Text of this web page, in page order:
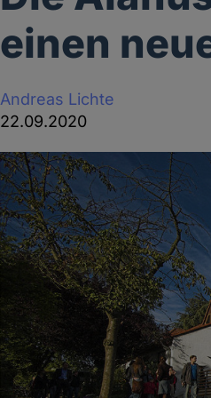
einen
Andreas Lichte
22.09.2020